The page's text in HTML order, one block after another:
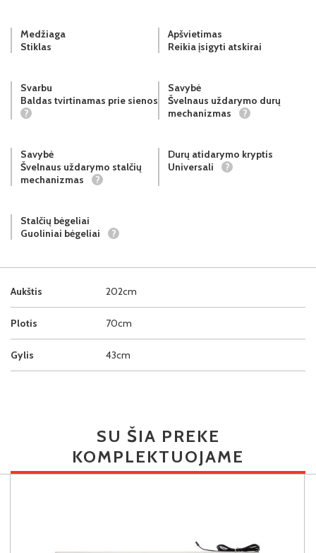
Aukštis 202cm
Plotis 70cm
Gylis 43cm
Medžiaga
Stiklas
Apšvietimas
Reikia įsigyti atskirai
Svarbu
Baldas tvirtinamas prie sienos
?
Savybė
Švelnaus uždarymo durų
mechanizmas
?
Savybė
Švelnaus uždarymo stalčių
mechanizmas
?
Durų atidarymo kryptis
Universali
?
Stalčių bėgeliai
Guoliniai bėgeliai
?
SU ŠIA PREKE
KOMPLEKTUOJAME